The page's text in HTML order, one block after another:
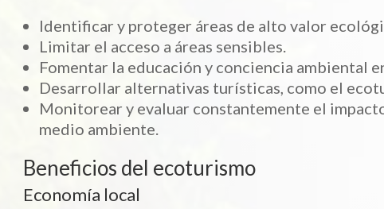
Identificar y proteger áreas de alto valor
Limitar el acceso a áreas sensibles.
Fomentar la educación y conciencia ambiental
Desarrollar alternativas turísticas, como el
Monitorear y evaluar constantemente el
medio ambiente.
Beneficios del ecoturismo
Economía local